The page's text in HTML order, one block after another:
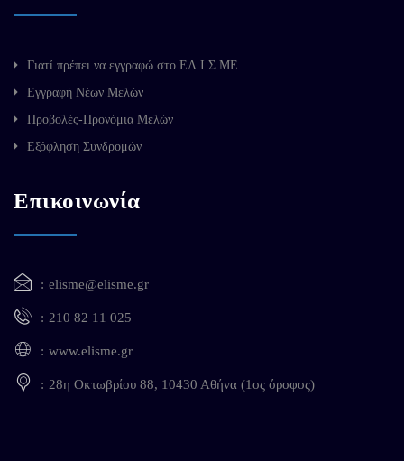
Γιατί πρέπει να εγγραφώ στο ΕΛ.Ι.Σ.ΜΕ.
Εγγραφή Νέων Μελών
Προβολές-Προνόμια Μελών
Εξόφληση Συνδρομών
Επικοινωνία
elisme@elisme.gr
210 82 11 025
www.elisme.gr
28η Οκτωβρίου 88, 10430 Αθήνα (1ος όροφος)